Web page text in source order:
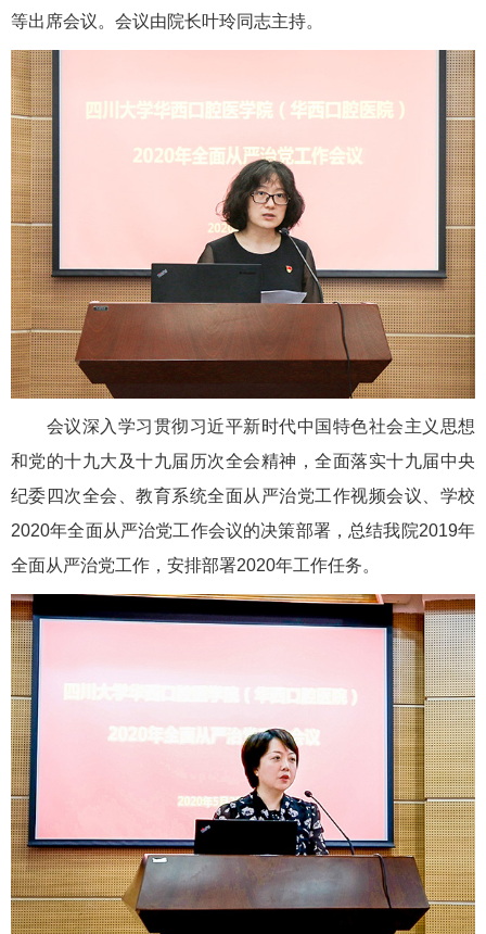
等出席会议。会议由院长叶玲同志主持。
会议深入学习贯彻习近平新时代中国特色社会主义思想
和党的十九大及十九届历次全会精神，全面落实十九届中央
纪委四次全会、教育系统全面从严治党工作视频会议、学校
2020年全面从严治党工作会议的决策部署，总结我院2019年
全面从严治党工作，安排部署2020年工作任务。